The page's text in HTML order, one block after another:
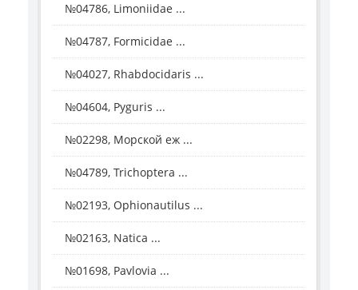
№04786, Limoniidae ...
№04787, Formicidae ...
№04027, Rhabdocidaris ...
№04604, Pyguris ...
№02298, Морской еж ...
№04789, Trichoptera ...
№02193, Ophionautilus ...
№02163, Natica ...
№01698, Pavlovia ...